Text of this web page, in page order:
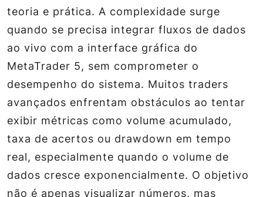
teoria e prática. A complexidade surge
quando se precisa integrar fluxos de dados
ao vivo com a interface gráfica do
MetaTrader 5, sem comprometer o
desempenho do sistema. Muitos traders
avançados enfrentam obstáculos ao tentar
exibir métricas como volume acumulado,
taxa de acertos ou drawdown em tempo
real, especialmente quando o volume de
dados cresce exponencialmente. O objetivo
não é apenas visualizar números, mas